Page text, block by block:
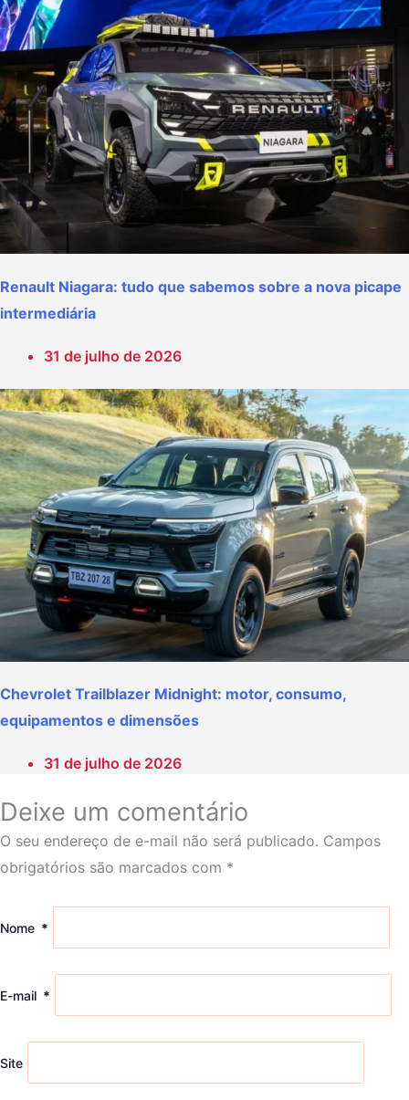
Renault Niagara: tudo que sabemos sobre a nova picape
intermediária
31 de julho de 2026
Chevrolet Trailblazer Midnight: motor, consumo,
equipamentos e dimensões
31 de julho de 2026
Deixe um comentário
O seu endereço de e-mail não será publicado. Campos
obrigatórios são marcados com *
Nome *
E-mail *
Site